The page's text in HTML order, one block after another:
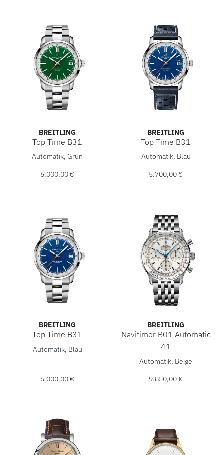
ROLEX CERTIFIED PRE-OWNED
SCHMUCK
HOCHZEIT
ACCESSOIRES
BREITLING
Top Time B31
Breitling Top Time B31, Ref: AB3113A71L1A1, Preis:
Automatik, Grün
6.000,00 €
BREITLING
Top Time B31
Breitling Top Time B31,
Automatik, Blau
5.700,00 €
BREITLING
Top Time B31
Breitling Top Time B31, Ref: AB3113A71C2A1, Preis:
Automatik, Blau
6.000,00 €
BREITLING
Navitimer B01 Automatic
41
Breitling Navitimer B01
Automatik, Beige
9.850,00 €